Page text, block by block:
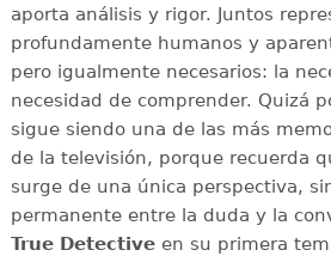
aporta análisis y rigor. Juntos
profundamente humanos y
pero igualmente necesarios: la
necesidad de comprender. Quizá
sigue siendo una de las más
de la televisión, porque recuerda
surge de una única perspectiva,
permanente entre la duda y la
True Detectiveen su primera